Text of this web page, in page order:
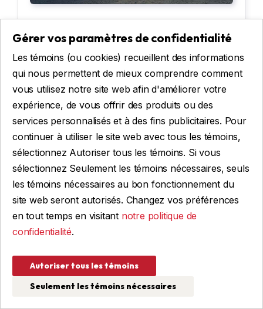
Cross Trailers par Stealth - 8.5 X 20
Largeur :
8.5 pieds
Longueur :
20 pieds
Hauteur : 84 pouces
Couleur : Blanc
Condition : Neuf
Porte :
Rampe arrière
Structure :
Acier
Marque : Stealth
Essieux : 5 200 LBS
18 495 $
Voir les détails
Gérer vos paramètres de confidentialité
Les témoins (ou cookies) recueillent des informations
qui nous permettent de mieux comprendre comment
vous utilisez notre site web afin d'améliorer votre
expérience, de vous offrir des produits ou des
services personnalisés et à des fins publicitaires. Pour
continuer à utiliser le site web avec tous les témoins,
sélectionnez Autoriser tous les témoins. Si vous
sélectionnez Seulement les témoins nécessaires, seuls
les témoins nécessaires au bon fonctionnement du
site web seront autorisés. Changez vos préférences
en tout temps en visitant notre politique de
confidentialité.
Autoriser tous les témoins
Seulement les témoins nécessaires